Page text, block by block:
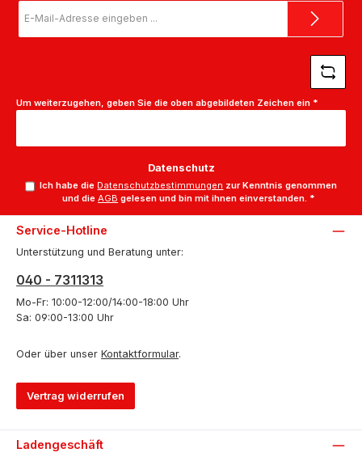
Mail-
Um weiterzugehen, geben Sie die oben abgebildeten Zeichen ein *
Datenschutz
Ich habe die Datenschutzbestimmungen zur Kenntnis genommen
und dieAGB gelesen und bin mit ihnen einverstanden. *
Service-Hotline
Unterstützung und Beratung unter:
040 - 7311313
Mo-Fr: 10:00-12:00/14:00-18:00 Uhr
Sa: 09:00-13:00 Uhr
Oder über unser Kontaktformular.
Vertrag widerrufen
Ladengeschäft